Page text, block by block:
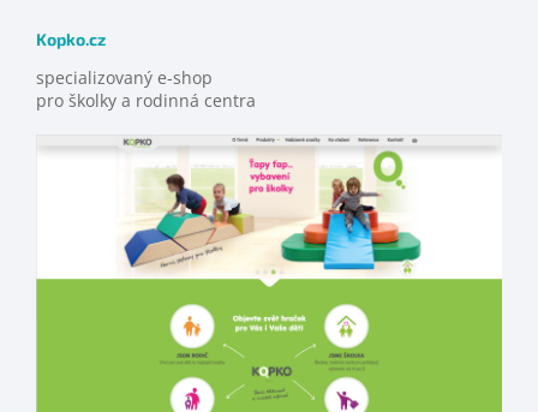
Kopko.cz
specializovaný e-shop
pro školky a rodinná centra